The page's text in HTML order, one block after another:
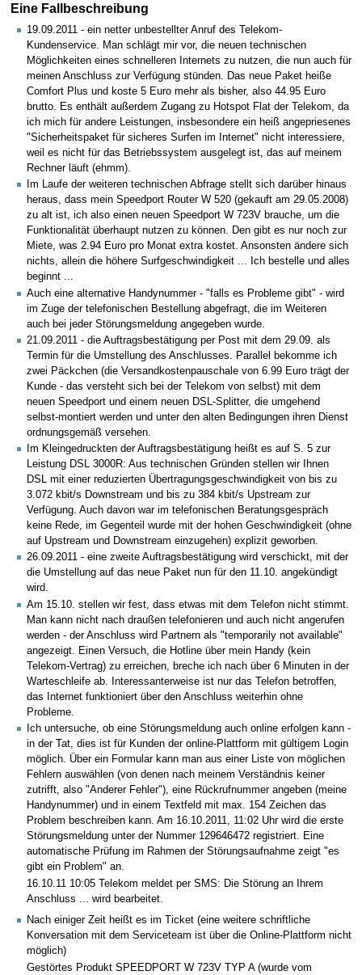
Eine Fallbeschreibung
19.09.2011 - ein netter unbestellter Anruf des Telekom-
Kundenservice. Man schlägt mir vor, die neuen technischen
Möglichkeiten eines schnelleren Internets zu nutzen, die nun auch für
meinen Anschluss zur Verfügung stünden. Das neue Paket heiße
Comfort Plus und koste 5 Euro mehr als bisher, also 44.95 Euro
brutto. Es enthält außerdem Zugang zu Hotspot Flat der Telekom, da
ich mich für andere Leistungen, insbesondere ein heiß angepriesenes
"Sicherheitspaket für sicheres Surfen im Internet" nicht interessiere,
weil es nicht für das Betriebssystem ausgelegt ist, das auf meinem
Rechner läuft (ehmm).
Im Laufe der weiteren technischen Abfrage stellt sich darüber hinaus
heraus, dass mein Speedport Router W 520 (gekauft am 29.05.2008)
zu alt ist, ich also einen neuen Speedport W 723V brauche, um die
Funktionalität überhaupt nutzen zu können. Den gibt es nur noch zur
Miete, was 2.94 Euro pro Monat extra kostet. Ansonsten ändere sich
nichts, allein die höhere Surfgeschwindigkeit ... Ich bestelle und alles
beginnt ...
Auch eine alternative Handynummer - "falls es Probleme gibt" - wird
im Zuge der telefonischen Bestellung abgefragt, die im Weiteren
auch bei jeder Störungsmeldung angegeben wurde.
21.09.2011 - die Auftragsbestätigung per Post mit dem 29.09. als
Termin für die Umstellung des Anschlusses. Parallel bekomme ich
zwei Päckchen (die Versandkostenpauschale von 6.99 Euro trägt der
Kunde - das versteht sich bei der Telekom von selbst) mit dem
neuen Speedport und einem neuen DSL-Splitter, die umgehend
selbst-montiert werden und unter den alten Bedingungen ihren Dienst
ordnungsgemäß versehen.
Im Kleingedruckten der Auftragsbestätigung heißt es auf S. 5 zur
Leistung DSL 3000R: Aus technischen Gründen stellen wir Ihnen
DSL mit einer reduzierten Übertragungsgeschwindigkeit von bis zu
3.072 kbit/s Downstream und bis zu 384 kbit/s Upstream zur
Verfügung. Auch davon war im telefonischen Beratungsgespräch
keine Rede, im Gegenteil wurde mit der hohen Geschwindigkeit (ohne
auf Upstream und Downstream einzugehen) explizit geworben.
26.09.2011 - eine zweite Auftragsbestätigung wird verschickt, mit der
die Umstellung auf das neue Paket nun für den 11.10. angekündigt
wird.
Am 15.10. stellen wir fest, dass etwas mit dem Telefon nicht stimmt.
Man kann nicht nach draußen telefonieren und auch nicht angerufen
werden - der Anschluss wird Partnern als "temporarily not available"
angezeigt. Einen Versuch, die Hotline über mein Handy (kein
Telekom-Vertrag) zu erreichen, breche ich nach über 6 Minuten in der
Warteschleife ab. Interessanterweise ist nur das Telefon betroffen,
das Internet funktioniert über den Anschluss weiterhin ohne
Probleme.
Ich untersuche, ob eine Störungsmeldung auch online erfolgen kann -
in der Tat, dies ist für Kunden der online-Plattform mit gültigem Login
möglich. Über ein Formular kann man aus einer Liste von möglichen
Fehlern auswählen (von denen nach meinem Verständnis keiner
zutrifft, also "Anderer Fehler"), eine Rückrufnummer angeben (meine
Handynummer) und in einem Textfeld mit max. 154 Zeichen das
Problem beschreiben kann. Am 16.10.2011, 11:02 Uhr wird die erste
Störungsmeldung unter der Nummer 129646472 registriert. Eine
automatische Prüfung im Rahmen der Störungsaufnahme zeigt "es
gibt ein Problem" an.
16.10.11 10:05 Telekom meldet per SMS: Die Störung an Ihrem
Anschluss ... wird bearbeitet.
Nach einiger Zeit heißt es im Ticket (eine weitere schriftliche
Konversation mit dem Serviceteam ist über die Online-Plattform nicht
möglich)
Gestörtes Produkt SPEEDPORT W 723V TYP A (wurde vom